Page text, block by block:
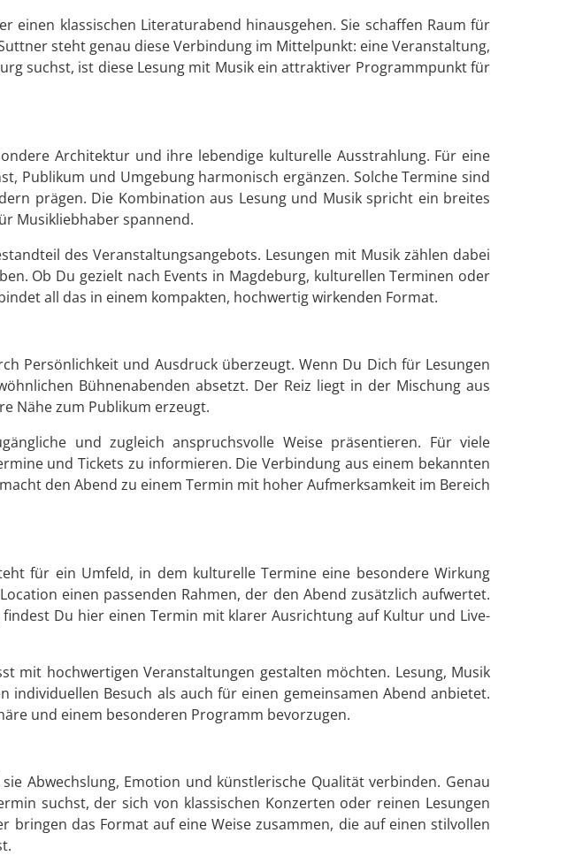
einen klassischen Literaturabend hinausgehen. Sie schaffen Raum für
steht genau diese Verbindung im Mittelpunkt: eine Veranstaltung,
suchst, ist diese Lesung mit Musik ein attraktiver Programmpunkt für
Architektur und ihre lebendige kulturelle Ausstrahlung. Für eine
Publikum und Umgebung harmonisch ergänzen. Solche Termine sind
prägen. Die Kombination aus Lesung und Musik spricht ein breites
Musikliebhaber spannend.
des Veranstaltungsangebots. Lesungen mit Musik zählen dabei
Ob Du gezielt nach Events in Magdeburg, kulturellen Terminen oder
all das in einem kompakten, hochwertig wirkenden Format.
Persönlichkeit und Ausdruck überzeugt. Wenn Du Dich für Lesungen
Bühnenabenden absetzt. Der Reiz liegt in der Mischung aus
Nähe zum Publikum erzeugt.
und zugleich anspruchsvolle Weise präsentieren. Für viele
und Tickets zu informieren. Die Verbindung aus einem bekannten
den Abend zu einem Termin mit hoher Aufmerksamkeit im Bereich
für ein Umfeld, in dem kulturelle Termine eine besondere Wirkung
einen passenden Rahmen, der den Abend zusätzlich aufwertet.
Du hier einen Termin mit klarer Ausrichtung auf Kultur und Live-
mit hochwertigen Veranstaltungen gestalten möchten. Lesung, Musik
Besuch als auch für einen gemeinsamen Abend anbietet.
und einem besonderen Programm bevorzugen.
Abwechslung, Emotion und künstlerische Qualität verbinden. Genau
suchst, der sich von klassischen Konzerten oder reinen Lesungen
das Format auf eine Weise zusammen, die auf einen stilvollen